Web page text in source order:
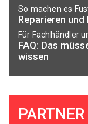
So machen es
Reparieren
Für Fachhändler
FAQ: Das
wissen
PARTNER